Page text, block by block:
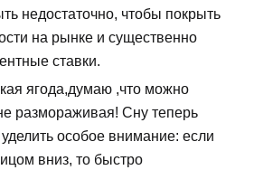
недостаточно, чтобы покрыть
на рынке и существенно
ставки.
ягода,думаю ,что можно
размораживая! Сну теперь
особое внимание: если
вниз, то быстро